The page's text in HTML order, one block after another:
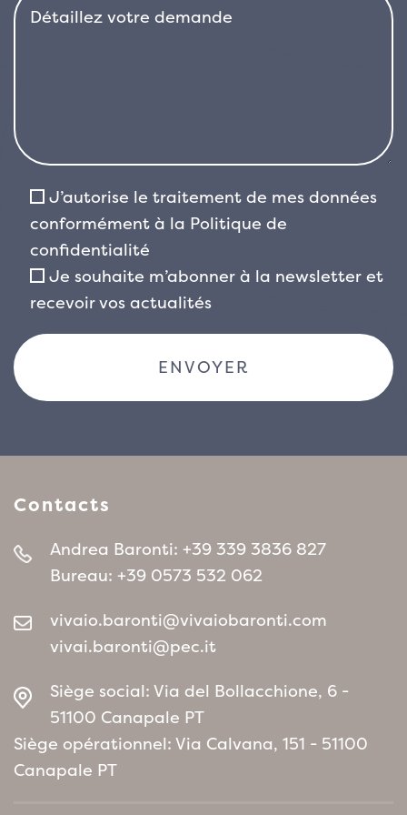
J’autorise le traitement de mes données
conformément à la Politique de
confidentialité
Je souhaite m’abonner à la newsletter et
recevoir vos actualités
Contacts
Andrea Baronti: +39 339 3836 827
Bureau: +39 0573 532 062
vivaio.baronti@vivaiobaronti.com
vivai.baronti@pec.it
Siège social: Via del Bollacchione, 6 -
51100 Canapale PT
Siège opérationnel: Via Calvana, 151 - 51100
Canapale PT